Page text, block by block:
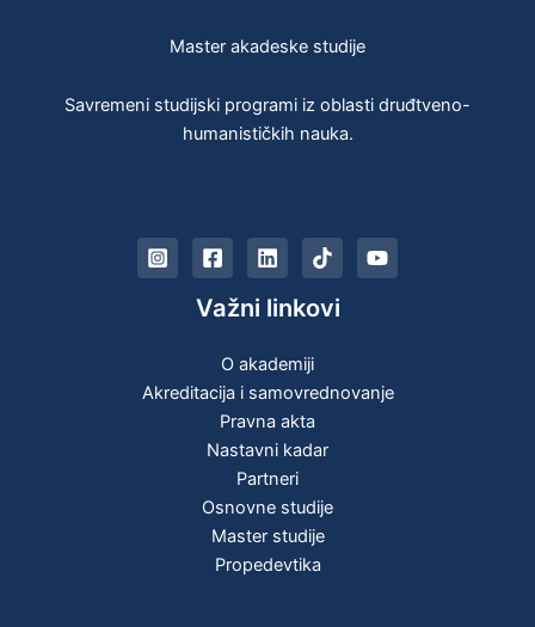
Master akadeske studije
Savremeni studijski programi iz oblasti druđtveno-
humanističkih nauka.
Važni linkovi
O akademiji
Akreditacija i samovrednovanje
Pravna akta
Nastavni kadar
Partneri
Osnovne studije
Master studije
Propedevtika